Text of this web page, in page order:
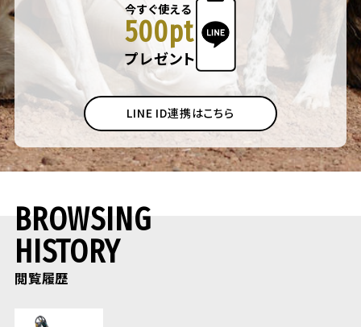
今すぐ使える
500pt
プレゼント
LINE ID連携はこちら
BROWSING
HISTORY
閲覧履歴